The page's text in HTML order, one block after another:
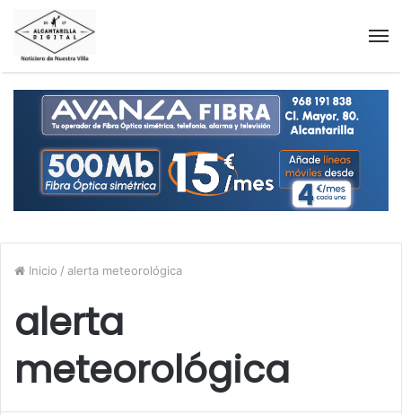
Inicio / alerta meteorológica
alerta
meteorológica